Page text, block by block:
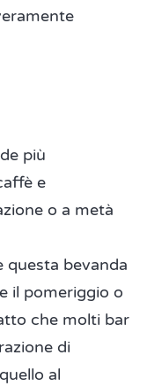
più
e
o a metà
questa bevanda
il pomeriggio o
che molti bar
di
al